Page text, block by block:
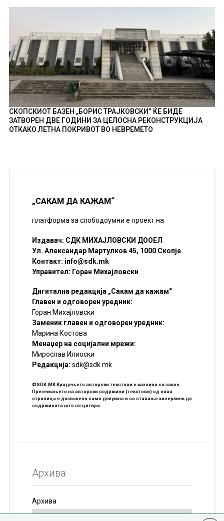
СКОПСКИОТ БАЗЕН „БОРИС ТРАЈКОВСКИ“ ЌЕ БИДЕ
ЗАТВОРЕН ДВЕ ГОДИНИ ЗА ЦЕЛОСНА РЕКОНСТРУКЦИЈА
ОТКАКО ЛЕТНА ПОКРИВОТ ВО НЕВРЕМЕТО
„САКАМ ДА КАЖАМ“
платформа за слободоумни е проект на
Издавач: СДК МИХАЈЛОВСКИ ДООЕЛ
Ул. Александар Мартулков 45, 1000 Скопје
Контакт: info@sdk.mk
Управител: Горан Михајловски
Дигитална редакција „Сакам да кажам“
Главен и одговорен уредник:
Горан Михајловски
Заменик главен и одговорен уредник:
Марина Костова
Менаџер на социјални мрежи:
Мирослав Илиоски
Редакцијa: sdk@sdk.mk
©SDK.MK Крадењето авторски текстови е казниво со закон.
Преземањето на авторски содржини (текстови) од оваа
страница е дозволено само делумно и со ставање хиперлинк до
содржината што се цитира
Архива
Архива